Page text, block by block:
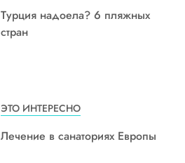
Турция надоела? 6 пляжных
стран
ЭТО ИНТЕРЕСНО
Лечение в санаториях Европы